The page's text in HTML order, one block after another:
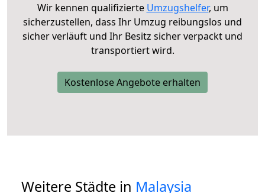
Wir kennen qualifizierte Umzugshelfer, um
sicherzustellen, dass Ihr Umzug reibungslos und
sicher verläuft und Ihr Besitz sicher verpackt und
transportiert wird.
Kostenlose Angebote erhalten
Weitere Städte in Malaysia